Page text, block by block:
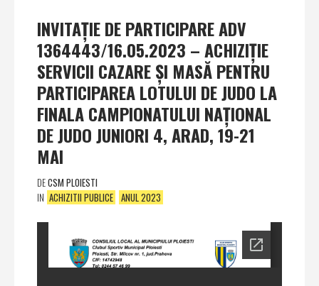
INVITAŢIE DE PARTICIPARE ADV
1364443/16.05.2023 – ACHIZIŢIE
SERVICII CAZARE ŞI MASĂ PENTRU
PARTICIPAREA LOTULUI DE JUDO LA
FINALA CAMPIONATULUI NAŢIONAL
DE JUDO JUNIORI 4, ARAD, 19-21
MAI
DECSM PLOIESTI
IN ACHIZITII PUBLICE ANUL 2023